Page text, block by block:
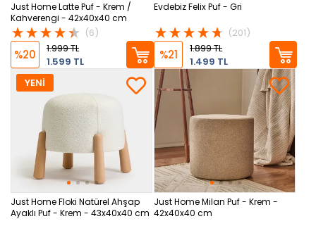
Just Home Latte Puf - Krem /
Kahverengi - 42x40x40 cm
(6)
%20
1.999 TL
1.599 TL
Evdebiz Felix Puf - Gri
(201)
%21
1.899 TL
1.499 TL
Just Home Floki Natürel Ahşap
Ayaklı Puf - Krem - 43x40x40 cm
YENİ
Just Home Milan Puf - Krem -
42x40x40 cm